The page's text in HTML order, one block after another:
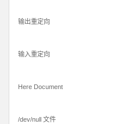
输出重定向
输入重定向
Here Document
/dev/null 文件